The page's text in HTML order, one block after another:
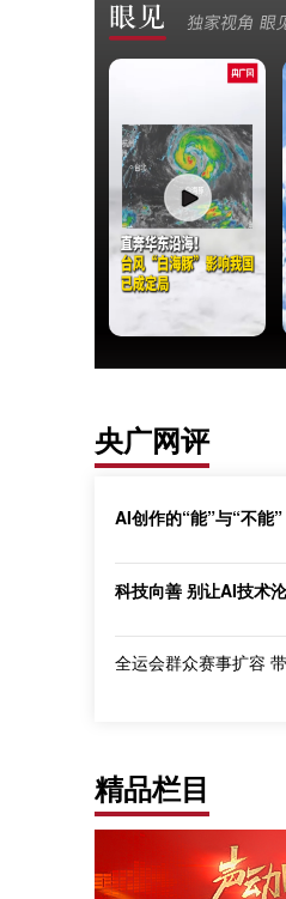
央广网评
AI创作的“能”与“不能
科技向善 别让AI技术
全运会群众赛事扩容
精品栏目